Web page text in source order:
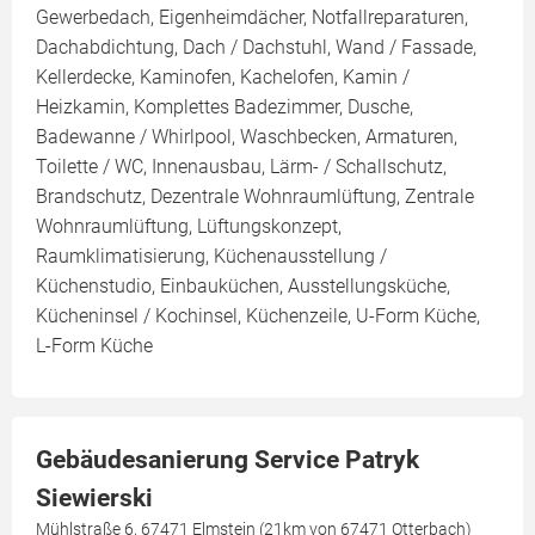
Gewerbedach, Eigenheimdächer, Notfallreparaturen,
Dachabdichtung, Dach / Dachstuhl, Wand / Fassade,
Kellerdecke, Kaminofen, Kachelofen, Kamin /
Heizkamin, Komplettes Badezimmer, Dusche,
Badewanne / Whirlpool, Waschbecken, Armaturen,
Toilette / WC, Innenausbau, Lärm- / Schallschutz,
Brandschutz, Dezentrale Wohnraumlüftung, Zentrale
Wohnraumlüftung, Lüftungskonzept,
Raumklimatisierung, Küchenausstellung /
Küchenstudio, Einbauküchen, Ausstellungsküche,
Kücheninsel / Kochinsel, Küchenzeile, U-Form Küche,
L-Form Küche
Gebäudesanierung Service Patryk
Siewierski
Mühlstraße 6, 67471 Elmstein (21km von 67471 Otterbach)